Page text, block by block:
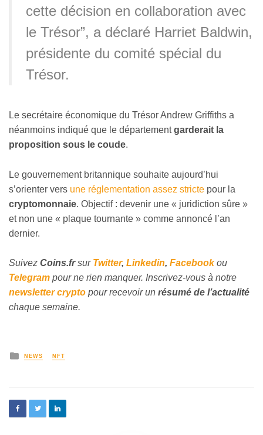
cette décision en collaboration avec
le Trésor”, a déclaré Harriet Baldwin,
présidente du comité spécial du
Trésor.
Le secrétaire économique du Trésor Andrew Griffiths a
néanmoins indiqué que le départementgarderait la
proposition sous le coude.
Le gouvernement britannique souhaite aujourd’hui
s’orienter vers une réglementation assez stricte pour la
cryptomonnaie. Objectif : devenir une « juridiction sûre »
et non une « plaque tournante » comme annoncé l’an
dernier.
Suivez Coins.frsur Twitter, Linkedin, Facebookou
Telegram pour ne rien manquer. Inscrivez-vous à notre
newsletter crypto pour recevoir un résumé de l’actualité
chaque semaine.
NEWS NFT